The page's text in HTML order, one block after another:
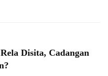
Disita, Cadangan